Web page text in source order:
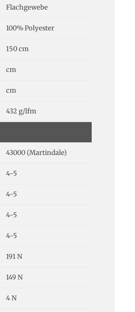
Flachgewebe
100% Polyester
150 cm
cm
cm
432 g/lfm
43000 (Martindale)
4-5
4-5
4-5
4-5
191 N
149 N
4 N